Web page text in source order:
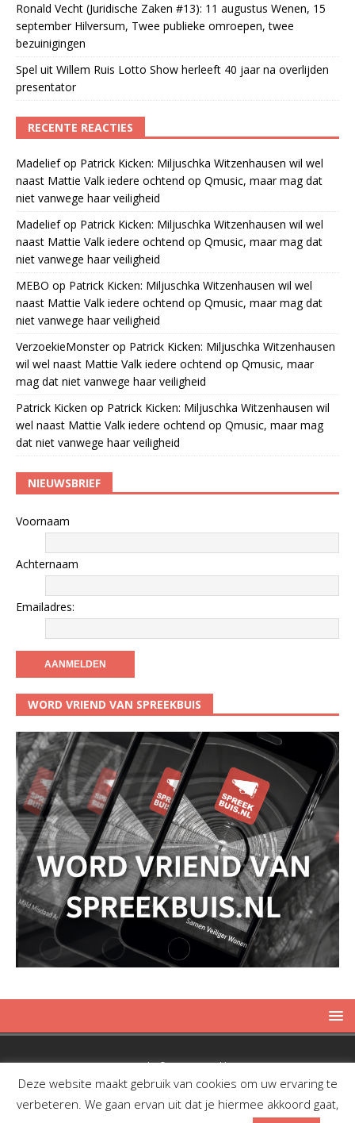
Ronald Vecht (Juridische Zaken #13): 11 augustus Wenen, 15
september Hilversum, Twee publieke omroepen, twee
bezuinigingen
Spel uit Willem Ruis Lotto Show herleeft 40 jaar na overlijden
presentator
RECENTE REACTIES
Madeliefop Patrick Kicken: Miljuschka Witzenhausen wil wel
naast Mattie Valk iedere ochtend op Qmusic, maar mag dat
niet vanwege haar veiligheid
Madeliefop Patrick Kicken: Miljuschka Witzenhausen wil wel
naast Mattie Valk iedere ochtend op Qmusic, maar mag dat
niet vanwege haar veiligheid
MEBO op Patrick Kicken: Miljuschka Witzenhausen wil wel
naast Mattie Valk iedere ochtend op Qmusic, maar mag dat
niet vanwege haar veiligheid
VerzoekieMonsterop Patrick Kicken: Miljuschka Witzenhausen
wil wel naast Mattie Valk iedere ochtend op Qmusic, maar
mag dat niet vanwege haar veiligheid
Patrick Kicken op Patrick Kicken: Miljuschka Witzenhausen wil
wel naast Mattie Valk iedere ochtend op Qmusic, maar mag
dat niet vanwege haar veiligheid
NIEUWSBRIEF
Voornaam
Achternaam
Emailadres:
WORD VRIEND VAN SPREEKBUIS
Copyright © 2019 Spreekbuis
Deze website maakt gebruik van cookies om uw ervaring te
verbeteren. We gaan ervan uit dat je hiermee akkoord gaat,